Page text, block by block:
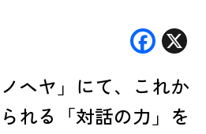
F
e
b
ヘヤ」にて、これか
れる「対話の力」を